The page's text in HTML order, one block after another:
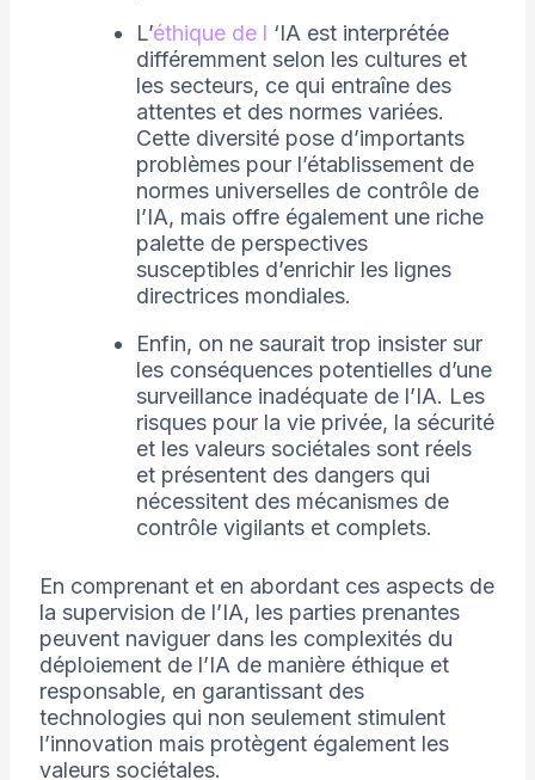
L’éthique de l ‘IA est interprétée
différemment selon les cultures et
les secteurs, ce qui entraîne des
attentes et des normes variées.
Cette diversité pose d’importants
problèmes pour l’établissement de
normes universelles de contrôle de
l’IA, mais offre également une riche
palette de perspectives
susceptibles d’enrichir les lignes
directrices mondiales.
Enfin, on ne saurait trop insister sur
les conséquences potentielles d’une
surveillance inadéquate de l’IA. Les
risques pour la vie privée, la sécurité
et les valeurs sociétales sont réels
et présentent des dangers qui
nécessitent des mécanismes de
contrôle vigilants et complets.
En comprenant et en abordant ces aspects de
la supervision de l’IA, les parties prenantes
peuvent naviguer dans les complexités du
déploiement de l’IA de manière éthique et
responsable, en garantissant des
technologies qui non seulement stimulent
l’innovation mais protègent également les
valeurs sociétales.